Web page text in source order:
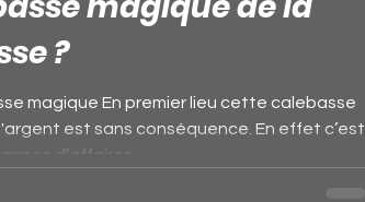
femme qui
rapides
?
magique En premier lieu cette calebasse
est sans conséquence. En effet c’est
d’affaires,...